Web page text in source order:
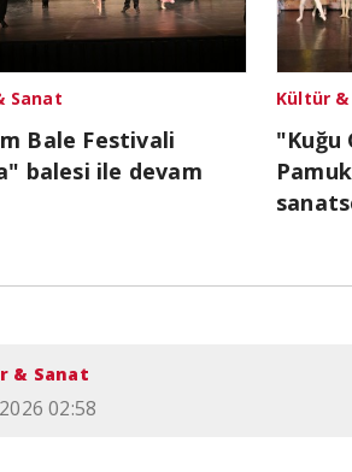
Sanat
Bale Festivali
balesi ile devam
Kültür
"Kuğu
& Sanat
02:58